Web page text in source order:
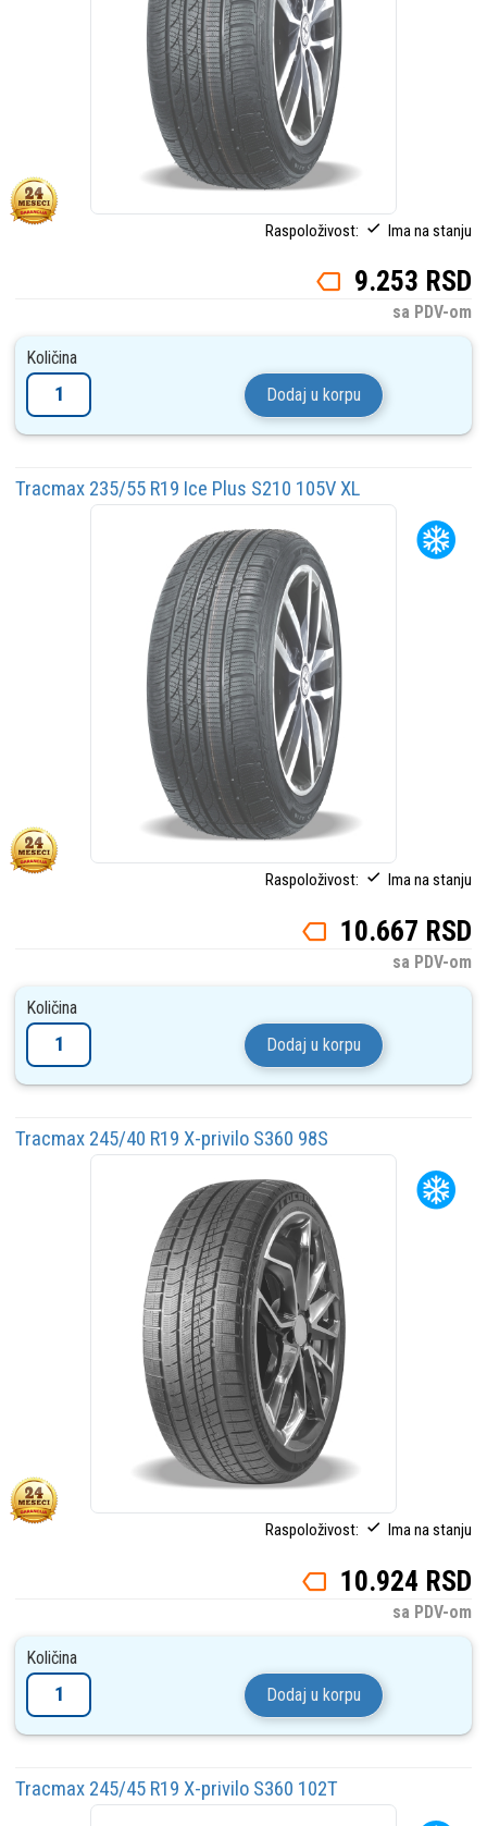
Raspoloživost: Ima na stanju
9.253 RSD
sa PDV-om
Količina
Dodaj u korpu
Tracmax 235/55 R19 Ice Plus S210 105V XL
Raspoloživost: Ima na stanju
10.667 RSD
sa PDV-om
Količina
Dodaj u korpu
Tracmax 245/40 R19 X-privilo S360 98S
Raspoloživost: Ima na stanju
10.924 RSD
sa PDV-om
Količina
Dodaj u korpu
Tracmax 245/45 R19 X-privilo S360 102T